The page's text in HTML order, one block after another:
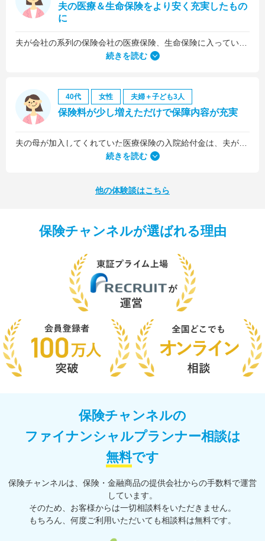
夫の医療＆生命保険をより安く充実したもの
に
続きを読む
40代 女性 夫婦＋子ども3人
保険料が少し増えただけで保障内容が充実
続きを読む
他の体験談はこちら
保険チャンネルが選ばれる理由
保険チャンネルの
ファイナンシャルプランナー相談は
無料です
保険チャンネルは、保険・⾦融商品の提供会社からの⼿数料で運営
しています。
そのため、お客様からは一切相談料をいただきません。
もちろん、何度ご利⽤いただいても相談料は無料です。